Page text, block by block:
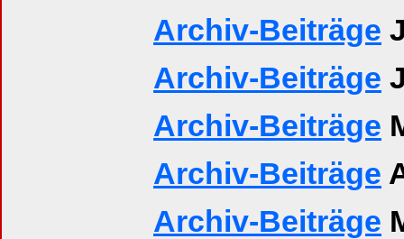
Archiv-Beiträge
Archiv-Beiträge
Archiv-Beiträge
Archiv-Beiträge
Archiv-Beiträge